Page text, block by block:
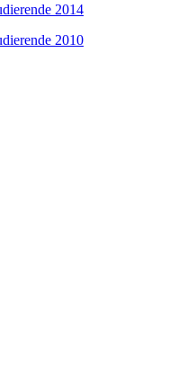
2014
2010